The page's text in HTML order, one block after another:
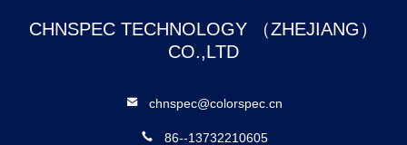
CHNSPEC TECHNOLOGY （ZHEJIANG）
CO.,LTD
chnspec@colorspec.cn
86--13732210605